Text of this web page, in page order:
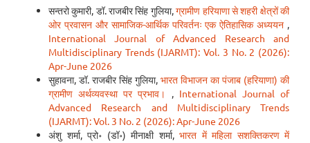
सन्तरो कुमारी, डॉ. राजबीर सिंह गुलिया,ग्रामीण हरियाणा से शहरी क्षेत्रों की
ओर प्रवासन और सामाजिक-आर्थिक परिवर्तनः एक ऐतिहासिक अध्ययन ,
International Journal of Advanced Research and
Multidisciplinary Trends (IJARMT): Vol. 3 No. 2 (2026):
Apr-June 2026
सुहावना, डॉ. राजबीर सिंह गुलिया, भारत विभाजन का पंजाब (हरियाणा) की
ग्रामीण अर्थव्यवस्था पर प्रभाव। , International Journal of
Advanced Research and Multidisciplinary Trends
(IJARMT): Vol. 3 No. 2 (2026): Apr-June 2026
अंशु शर्मा, प्रो॰ (डॉ॰) मीनाक्षी शर्मा, भारत में महिला सशक्तिकरण में